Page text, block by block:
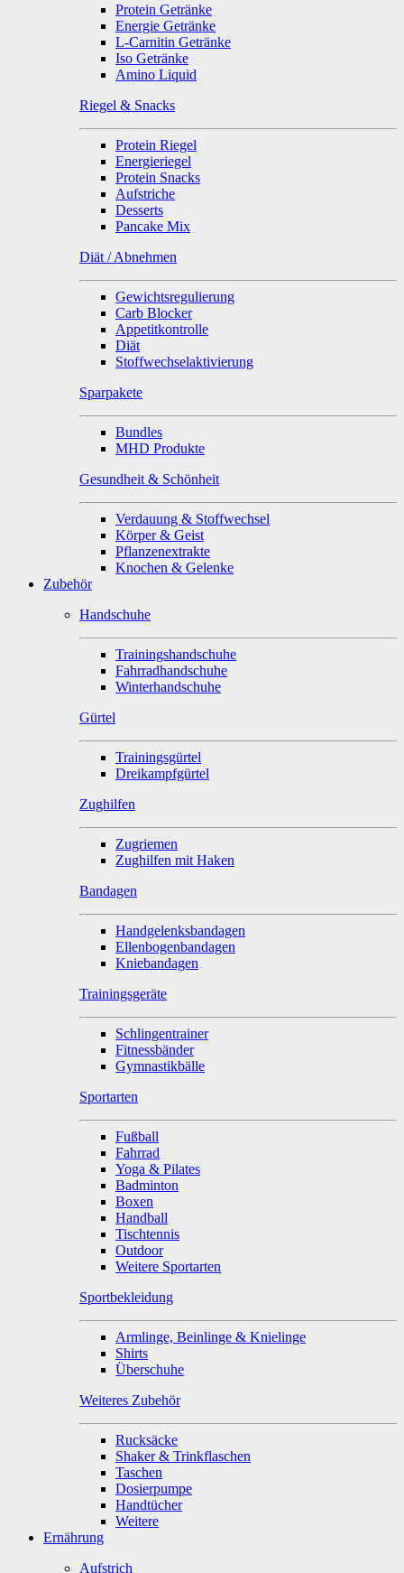
Protein Getränke
Energie Getränke
L-Carnitin Getränke
Iso Getränke
Amino Liquid
Riegel & Snacks
Protein Riegel
Energieriegel
Protein Snacks
Aufstriche
Desserts
Pancake Mix
Diät / Abnehmen
Gewichtsregulierung
Carb Blocker
Appetitkontrolle
Diät
Stoffwechselaktivierung
Sparpakete
Bundles
MHD Produkte
Gesundheit & Schönheit
Verdauung & Stoffwechsel
Körper & Geist
Pflanzenextrakte
Knochen & Gelenke
Zubehör
Handschuhe
Trainingshandschuhe
Fahrradhandschuhe
Winterhandschuhe
Gürtel
Trainingsgürtel
Dreikampfgürtel
Zughilfen
Zugriemen
Zughilfen mit Haken
Bandagen
Handgelenksbandagen
Ellenbogenbandagen
Kniebandagen
Trainingsgeräte
Schlingentrainer
Fitnessbänder
Gymnastikbälle
Sportarten
Fußball
Fahrrad
Yoga & Pilates
Badminton
Boxen
Handball
Tischtennis
Outdoor
Weitere Sportarten
Sportbekleidung
Armlinge, Beinlinge & Knielinge
Shirts
Überschuhe
Weiteres Zubehör
Rucksäcke
Shaker & Trinkflaschen
Taschen
Dosierpumpe
Handtücher
Weitere
Ernährung
Aufstrich